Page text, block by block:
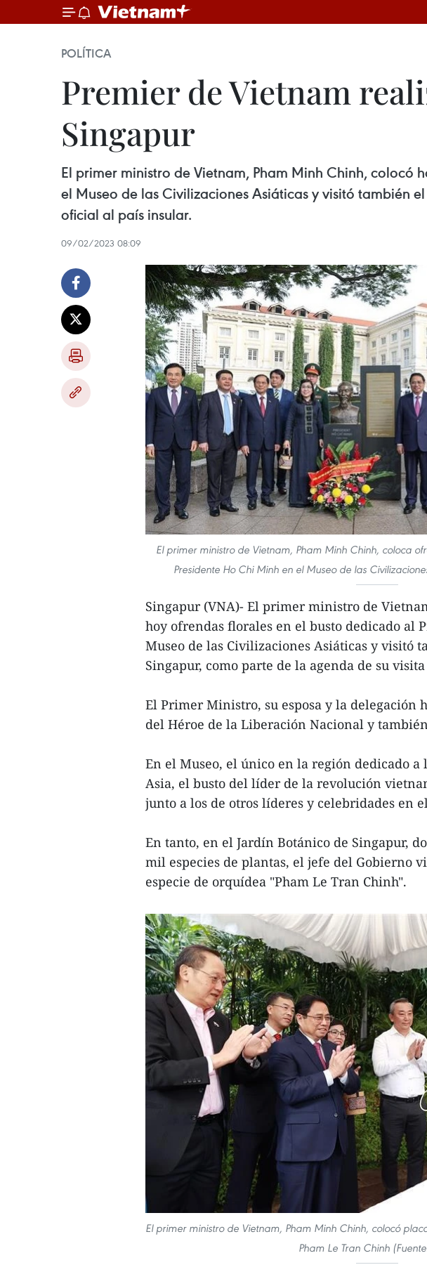
POLÍTICA
Premier de Vietnam
Singapur
El primer ministro de Vietnam, Pham Minh Chinh, colocó
el Museo de las Civilizaciones Asiáticas y visitó también
oficial al país insular.
09/02/2023 08:09
El primer ministro de Vietnam, Pham Minh Chinh, coloca
Presidente Ho Chi Minh en el Museo de las
Singapur (VNA)- El primer ministro de
hoy ofrendas florales en el busto dedicado al
Museo de las Civilizaciones Asiáticas y visitó
Singapur, como parte de la agenda de su
El Primer Ministro, su esposa y la delegación
del Héroe de la Liberación Nacional y
En el Museo, el único en la región dedicado
Asia, el busto del líder de la revolución
junto a los de otros líderes y celebridades en
En tanto, en el Jardín Botánico de Singapur,
mil especies de plantas, el jefe del Gobierno
especie de orquídea "Pham Le Tran Chinh".
El primer ministro de Vietnam, Pham Minh Chinh, colocó
Pham Le Tran Chinh